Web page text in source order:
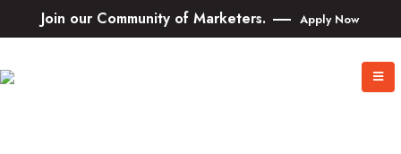
Join our Community of Marketers. Apply Now